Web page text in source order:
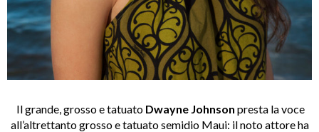
Il grande, grosso e tatuato Dwayne Johnson presta la voce
all’altrettanto grosso e tatuato semidio Maui: il noto attore ha